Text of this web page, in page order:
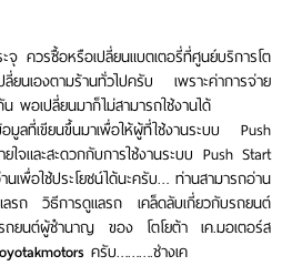
ควรซื้อหรือเปลี่ยนแบตเตอรี่ที่ศูนย์บริการโต
ลี่ยนเองตามร้านทั่วไปครับ เพราะค่าการจ่าย
พอเปลี่ยนมาก็ไม่สามารถใช้งานได้
มูลที่เขียนขึ้นมาเพื่อให้ผู้ที่ใช้งานระบบ Push
จและสะดวกกับการใช้งานระบบ Push Start
นเพื่อใช้ประโยชน์ได้นะครับ… ท่านสามารถอ่าน
รถ วิธีการดูแลรถ เคล็ดลับเกี่ยวกับรถยนต์
ยนต์ผู้ชำนาญ ของ โตโยต้า เค.มอเตอร์ส
ครับ……….ช่างเค